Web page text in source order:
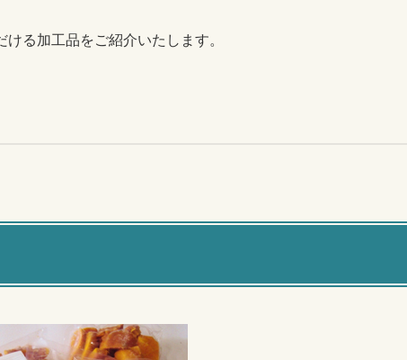
る加工品をご紹介いたします。